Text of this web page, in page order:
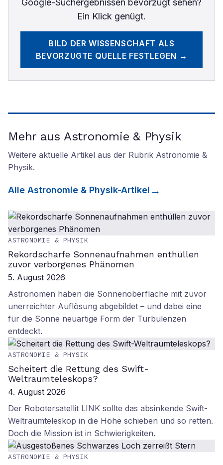
Google-Suchergebnissen bevorzugt sehen?
Ein Klick genügt.
BILD DER WISSENSCHAFT ALS
BEVORZUGTE QUELLE FESTLEGEN →
Mehr aus Astronomie & Physik
Weitere aktuelle Artikel aus der Rubrik Astronomie &
Physik.
Alle Astronomie & Physik-Artikel
ASTRONOMIE & PHYSIK
Rekordscharfe Sonnenaufnahmen enthüllen
zuvor verborgenes Phänomen
5. August 2026
Astronomen haben die Sonnenoberfläche mit zuvor
unerreichter Auflösung abgebildet – und dabei eine
für die Sonne neuartige Form der Turbulenzen
entdeckt.
ASTRONOMIE & PHYSIK
Scheitert die Rettung des Swift-
Weltraumteleskops?
4. August 2026
Der Robotersatellit LINK sollte das absinkende Swift-
Weltraumteleskop in die Höhe schieben und so retten.
Doch die Mission ist in Schwierigkeiten.
ASTRONOMIE & PHYSIK